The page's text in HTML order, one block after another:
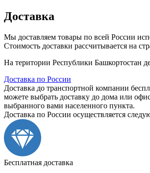
Доставка
Мы доставляем товары по всей России
Стоимость доставки рассчитывается на
На територии Республики Башкортостан
Доставка по России
Доставка до транспортной компании
можете выбрать доставку до дома или
выбранного вами населенного пункта.
Доставка по России осуществляется
Бесплатная доставка